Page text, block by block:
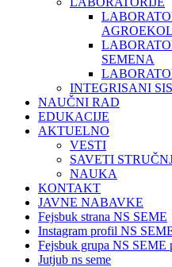
SEMENA
INTEGRISANI
NAUČNI RAD
EDUKACIJE
AKTUELNO
VESTI
SAVETI
NAUKA
KONTAKT
JAVNE NABAVKE
Fejsbuk strana NS SEME
Instagram profil NS
Fejsbuk grupa NS SEME
Jutjub ns seme